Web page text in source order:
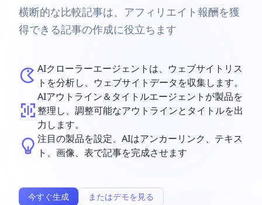
横断的な比較記事は、アフィリエイト報酬を獲
得できる記事の作成に役立ちます
AIクローラーエージェントは、ウェブサイトリス
トを分析し、ウェブサイトデータを収集します。
AIアウトライン＆タイトルエージェントが製品を
整理し、調整可能なアウトラインとタイトルを出
力します。
注目の製品を設定、AIはアンカーリンク、テキス
ト、画像、表で記事を完成させます
今すぐ生成 またはデモを見る